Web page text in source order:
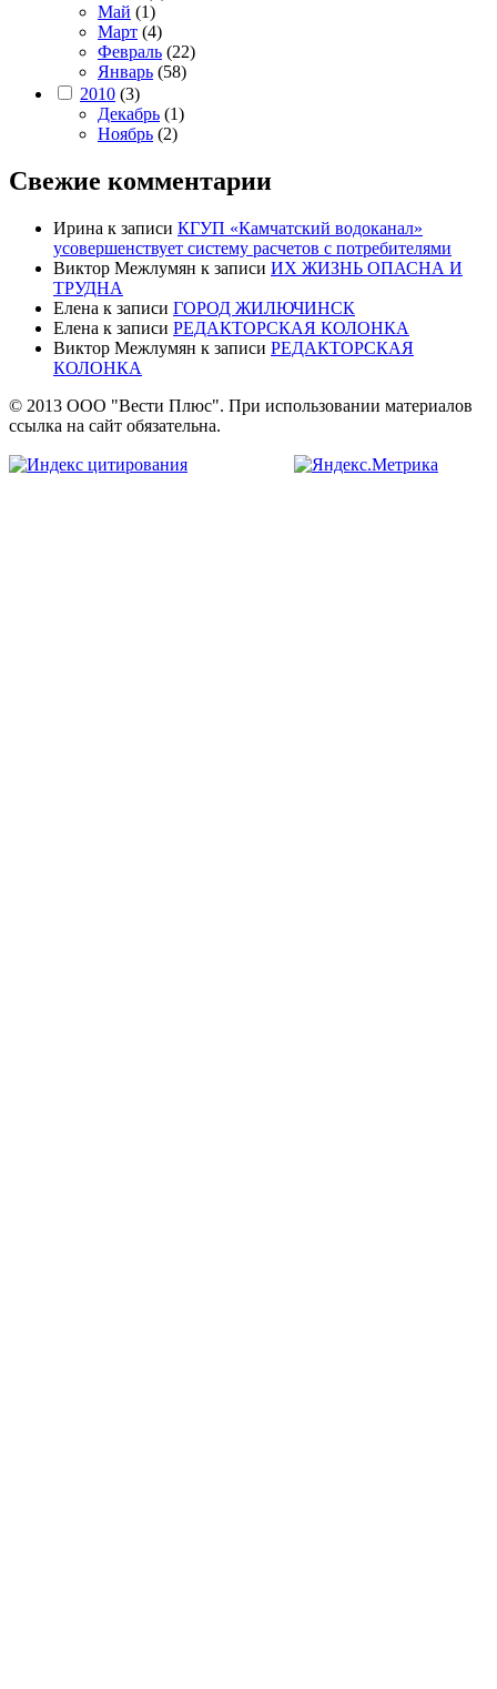
Май (1)
Март (4)
Февраль (22)
Январь (58)
2010 (3)
Декабрь (1)
Ноябрь (2)
Свежие комментарии
Ирина к записи КГУП «Камчатский водоканал»
усовершенствует систему расчетов с потребителями
Виктор Межлумян к записи ИХ ЖИЗНЬ ОПАСНА И
ТРУДНА
Елена к записи ГОРОД ЖИЛЮЧИНСК
Елена к записи РЕДАКТОРСКАЯ КОЛОНКА
Виктор Межлумян к записи РЕДАКТОРСКАЯ
КОЛОНКА
© 2013 ООО "Вести Плюс". При использовании материалов
ссылка на сайт обязательна.